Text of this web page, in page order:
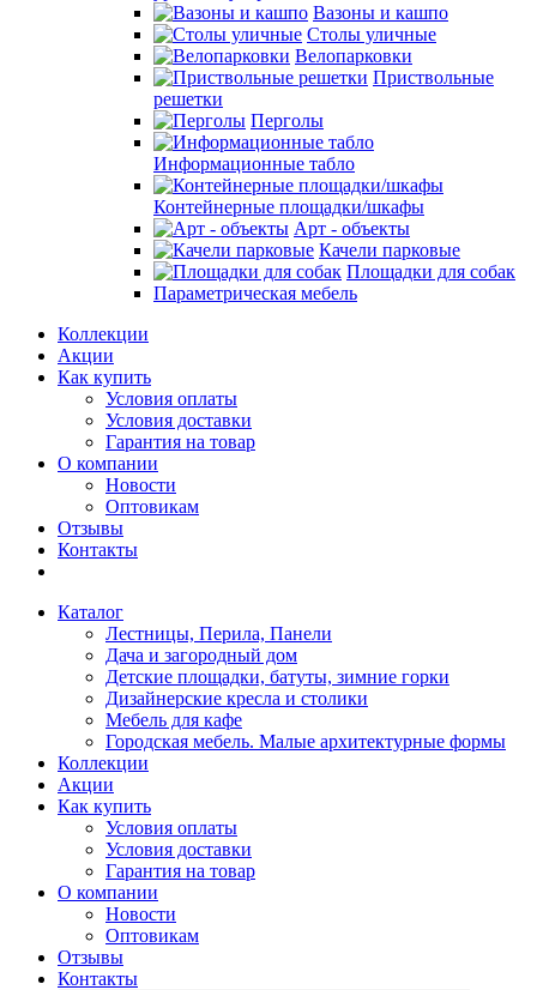
Вазоны и кашпо
Столы уличные
Велопарковки
Приствольные
решетки
Перголы
Информационные табло
Контейнерные площадки/шкафы
Арт - объекты
Качели парковые
Площадки для собак
Параметрическая мебель
Коллекции
Акции
Как купить
Условия оплаты
Условия доставки
Гарантия на товар
О компании
Новости
Оптовикам
Отзывы
Контакты
Каталог
Лестницы, Перила, Панели
Дача и загородный дом
Детские площадки, батуты, зимние горки
Дизайнерские кресла и столики
Мебель для кафе
Городская мебель. Малые архитектурные формы
Коллекции
Акции
Как купить
Условия оплаты
Условия доставки
Гарантия на товар
О компании
Новости
Оптовикам
Отзывы
Контакты